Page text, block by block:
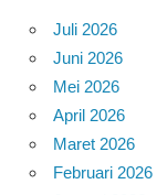
Juli 2026
Juni 2026
Mei 2026
April 2026
Maret 2026
Februari 2026